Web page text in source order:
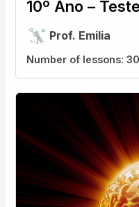
10º Ano –
Prof. Emilia
Number of lessons:30